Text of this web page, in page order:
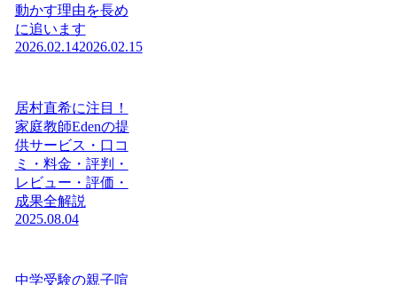
動かす理由を長め
に追います
2026.02.142026.02.15
居村直希に注目！
家庭教師Edenの提
供サービス・口コ
ミ・料金・評判・
レビュー・評価・
成果全解説
2025.08.04
中学受験の親子喧